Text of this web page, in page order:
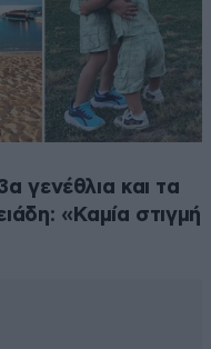
γενέθλια και τα
«Καμία στιγμή